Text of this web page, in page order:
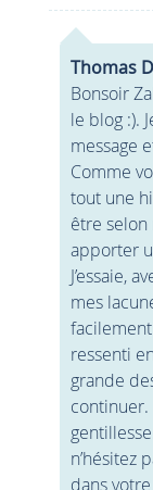
Thomas
Bonsoir
le blog :).
message
Comme
tout une
être
apporter
J’essaie,
mes
facilement
ressenti
grande
n’hésitez
dans